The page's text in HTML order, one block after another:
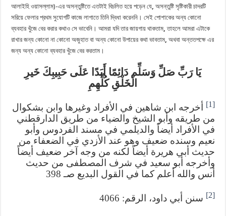
‎আলাইহি ওয়াসল্লাম)‎-এর অসন্তুষ্টিতে এতটাই বিচলিত হয়ে পড়েন যে,অসন্তুষ্টি সৃষ্টিকারী চাদরটি
সরিয়ে ফেলার প্রথম সুযোগটি কাজে লাগাতে তিনি দ্বিধা করেননি। সেই পোশাকের অন্য কোনো
ব্যবহার খুঁজে বের করার কথাও সে ভাবেনি। আমরা যদি তার জায়গায় থাকতাম,তাহলে আমরা এটাকে
রাখার জন্য কোনো না কোনো অজুহাত বা অন্য কোনো উপায়ের কথা ভাবতাম,অথবা অন্ততপক্ষে এর
জন্য অন্য কোনো ব্যবহার খুঁজে বের করতাম।
‎يَا رَبِّ صَلِّ وَسَلِّم دَائِمًا أَبَدًا عَلَى حَبِيبِكَ خَيرِ
الْخَلْقِ كُلِّهِمِ‎
[1]
أخرجه ابن شاهين في الأفراد وغيرها وابن بشكوال
من طريقه وأبو الشيخ والضياء من طريق الدارقطني
في الأفراد أيضاً والديلمي في مسند الفردوس وأبو
نعيم وسنده ضعيف وهو عند الأزدي في الضعفاء من
حديث أبي هريرة أيضاً لكنه من وجه آخر ضعيف أيضاً
وأخرجه أبو سعيد في شرف المصطفى من حديث
أنس والله أعلم كما في القول البديع صـ 398
[2] سنن أبي داود، الرقم: 4066